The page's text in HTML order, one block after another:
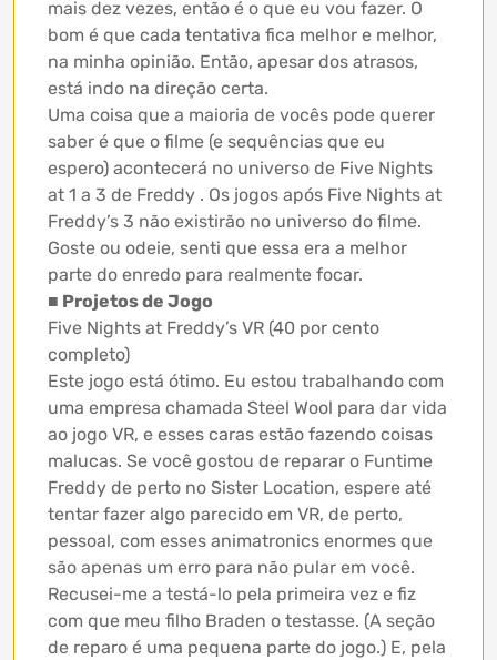
mais dez vezes, então é o que eu vou fazer. O
bom é que cada tentativa fica melhor e melhor,
na minha opinião. Então, apesar dos atrasos,
está indo na direção certa.
Uma coisa que a maioria de vocês pode querer
saber é que o filme (e sequências que eu
espero) acontecerá no universo de Five Nights
at 1 a 3 de Freddy . Os jogos após Five Nights at
Freddy’s 3 não existirão no universo do filme.
Goste ou odeie, senti que essa era a melhor
parte do enredo para realmente focar.
■ Projetos de Jogo
Five Nights at Freddy’s VR (40 por cento
completo)
Este jogo está ótimo. Eu estou trabalhando com
uma empresa chamada Steel Wool para dar vida
ao jogo VR, e esses caras estão fazendo coisas
malucas. Se você gostou de reparar o Funtime
Freddy de perto no Sister Location, espere até
tentar fazer algo parecido em VR, de perto,
pessoal, com esses animatronics enormes que
são apenas um erro para não pular em você.
Recusei-me a testá-lo pela primeira vez e fiz
com que meu filho Braden o testasse. (A seção
de reparo é uma pequena parte do jogo.) E, pela